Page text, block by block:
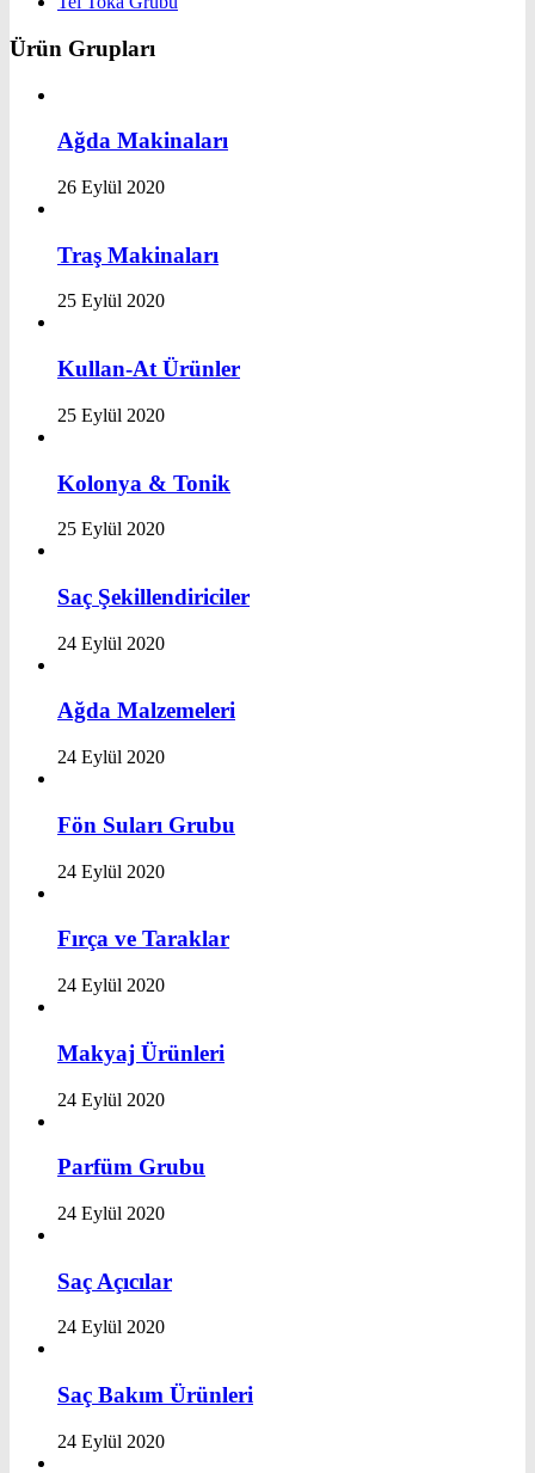
Ürün Grupları
Ağda Makinaları
26 Eylül 2020
Traş Makinaları
25 Eylül 2020
Kullan-At Ürünler
25 Eylül 2020
Kolonya & Tonik
25 Eylül 2020
Saç Şekillendiriciler
24 Eylül 2020
Ağda Malzemeleri
24 Eylül 2020
Fön Suları Grubu
24 Eylül 2020
Fırça ve Taraklar
24 Eylül 2020
Makyaj Ürünleri
24 Eylül 2020
Parfüm Grubu
24 Eylül 2020
Saç Açıcılar
24 Eylül 2020
Saç Bakım Ürünleri
24 Eylül 2020